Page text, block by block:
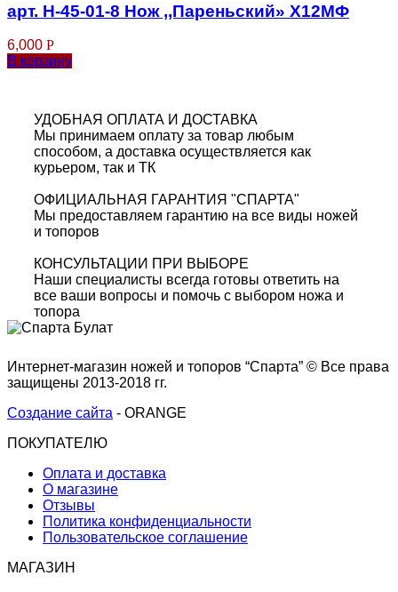
арт. Н-45-01-8 Нож ,,Пареньский» Х12МФ
6,000 Р
В корзину
УДОБНАЯ ОПЛАТА И ДОСТАВКА
Мы принимаем оплату за товар любым
способом, а доставка осуществляется как
курьером, так и ТК
ОФИЦИАЛЬНАЯ ГАРАНТИЯ "СПАРТА"
Мы предоставляем гарантию на все виды ножей
и топоров
КОНСУЛЬТАЦИИ ПРИ ВЫБОРЕ
Наши специалисты всегда готовы ответить на
все ваши вопросы и помочь с выбором ножа и
топора
Интернет-магазин ножей и топоров “Спарта” © Все права
защищены 2013-2018 гг.
Создание сайта - ORANGE
ПОКУПАТЕЛЮ
Оплата и доставка
О магазине
Отзывы
Политика конфиденциальности
Пользовательское соглашение
МАГАЗИН